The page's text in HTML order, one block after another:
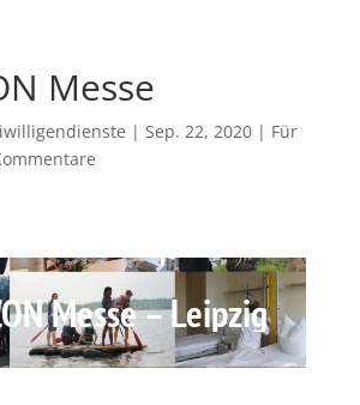
Messe
| Sep. 22, 2020| Für
Messe – Leipzig